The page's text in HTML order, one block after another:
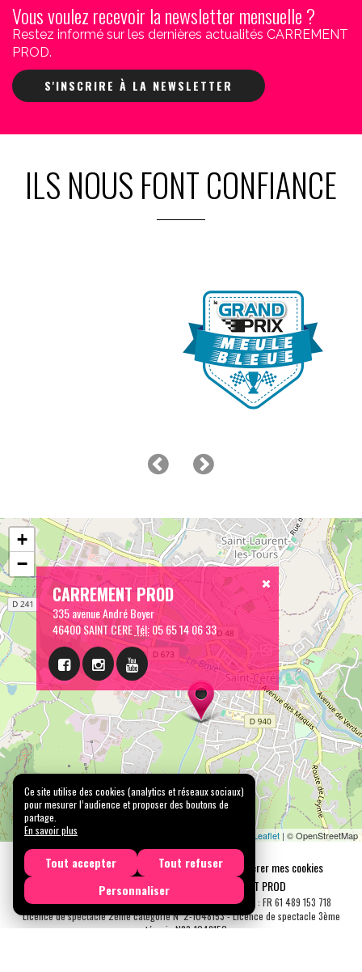
Vous voulez recevoir la newsletter mensuelle ?
Restez informé sur les dernières actualités CARREMENT
PROD.
S'INSCRIRE À LA NEWSLETTER
ILS NOUS FONT CONFIANCE
CARREMENT PROD
335 avenue André Boyer
46400 SAINT CERETél:05 65 14 06 33
+
−
Leaflet | © OpenStreetMap
Mentions légales Confidentialité
Gérer mes cookies
Tous droits réservés © 2026 |
CARREMENT PROD
N° SIRET : 489 153 718 00031 - APE : 9001 Z - N° TVA Int. : FR 61 489 153 718
Licence de spectacle 2ème catégorie N°2-1048153 - Licence de spectacle 3ème
catégorie N°3-1048152
Ce site utilise des cookies (analytics et réseaux sociaux)
pour mesurer l’audience et proposer des boutons de
partage.
En savoir plus
Tout accepter
Tout refuser
Personnaliser